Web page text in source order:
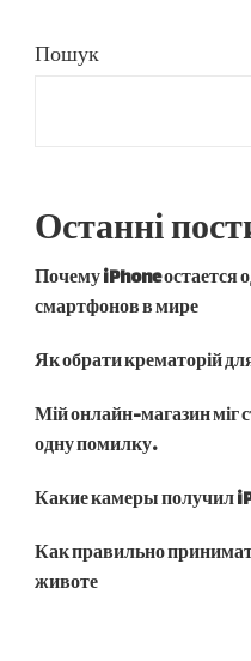
Пошук
Останні
Почему iPhone
смартфонов в мире
Як обрати крематорій
Мій онлайн-магазин міг
одну помилку.
Какие камеры получил
Как правильно
животе